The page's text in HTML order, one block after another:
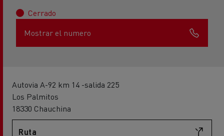
Cerrado
Mostrar el numero
Autovia A-92 km 14 -salida 225
Los Palmitos
18330 Chauchina
Ruta